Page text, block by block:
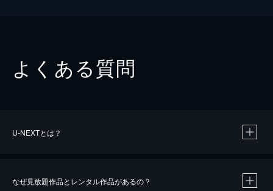
よくある質問
U-NEXTとは？
なぜ見放題作品とレンタル作品があるの？